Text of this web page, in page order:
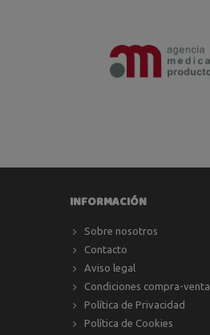
INFORMACIÓN
Sobre nosotros
Contacto
Aviso legal
Condiciones compra-venta
Política de Privacidad
Política de Cookies